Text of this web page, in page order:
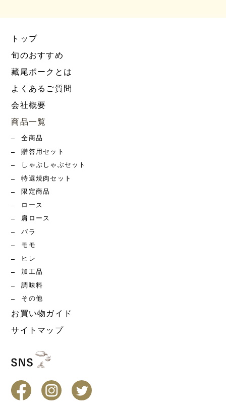
トップ
旬のおすすめ
藏尾ポークとは
よくあるご質問
会社概要
商品一覧
全商品
贈答用セット
しゃぶしゃぶセット
特選焼肉セット
限定商品
ロース
肩ロース
バラ
モモ
ヒレ
加工品
調味料
その他
お買い物ガイド
サイトマップ